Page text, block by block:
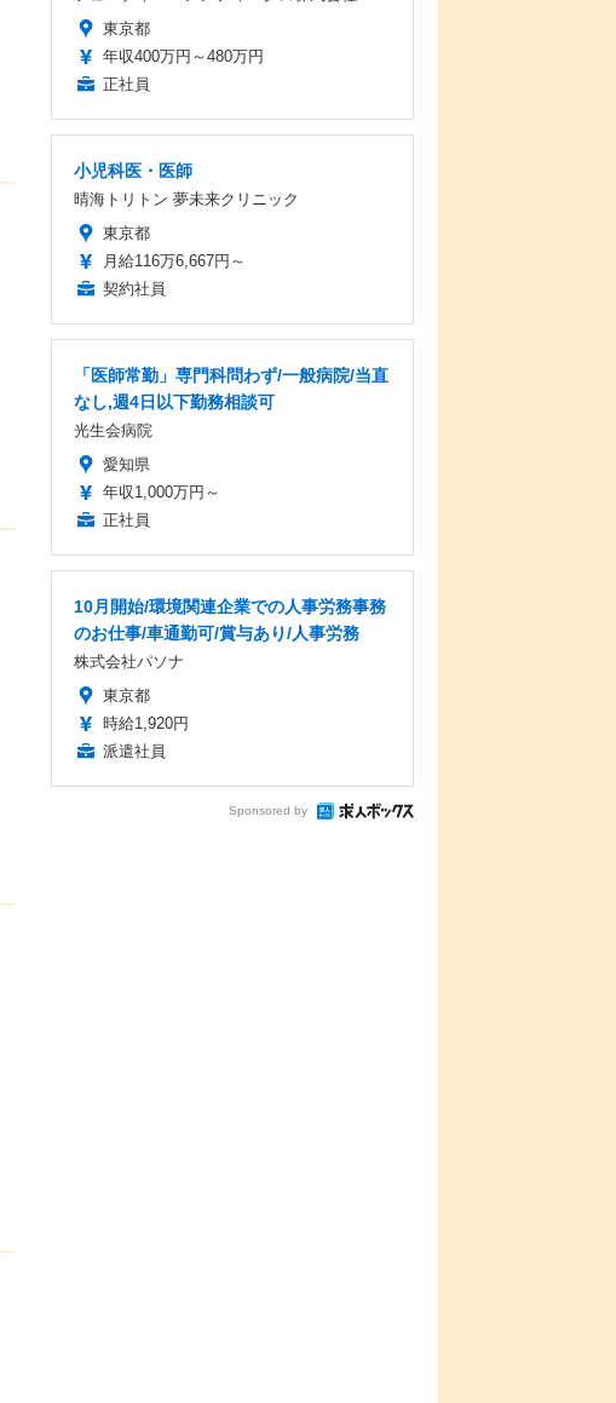
東京都
年収400万円～480万円
正社員
小児科医・医師
晴海トリトン 夢未来クリニック
東京都
月給116万6,667円～
契約社員
「医師常勤」専門科問わず/一般病院/当直
なし,週4日以下勤務相談可
光生会病院
愛知県
年収1,000万円～
正社員
10月開始/環境関連企業での人事労務事務
のお仕事/車通勤可/賞与あり/人事労務
株式会社パソナ
東京都
時給1,920円
派遣社員
Sponsored by